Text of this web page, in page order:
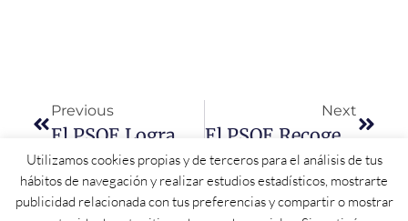
Previous Next
El PSOE Recoge Las Peticiones Del Sector Agrícola Y Ganadero En Cuanto A Inversiones Y Ayudas Para Infraestructuras, Formación, Maquinaria Y Relevo Generacional
Utilizamos cookies propias y de terceros para el análisis de tus
hábitos de navegación y realizar estudios estadísticos, mostrarte
publicidad relacionada con tus preferencias y compartir o mostrar